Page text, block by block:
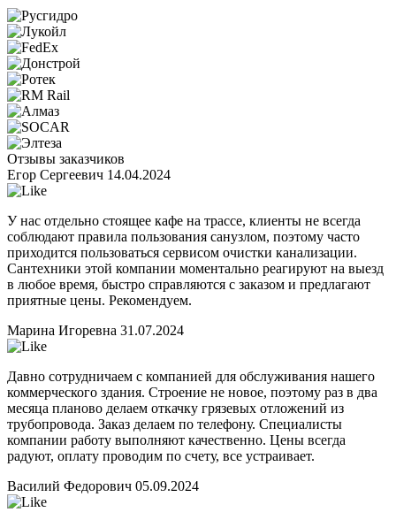
Отзывы заказчиков
Егор Сергеевич 14.04.2024
У нас отдельно стоящее кафе на трассе, клиенты не всегда
соблюдают правила пользования санузлом, поэтому часто
приходится пользоваться сервисом очистки канализации.
Сантехники этой компании моментально реагируют на выезд
в любое время, быстро справляются с заказом и предлагают
приятные цены. Рекомендуем.
Марина Игоревна 31.07.2024
Давно сотрудничаем с компанией для обслуживания нашего
коммерческого здания. Строение не новое, поэтому раз в два
месяца планово делаем откачку грязевых отложений из
трубопровода. Заказ делаем по телефону. Специалисты
компании работу выполняют качественно. Цены всегда
радуют, оплату проводим по счету, все устраивает.
Василий Федорович 05.09.2024